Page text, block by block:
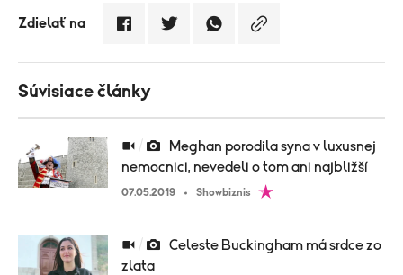
Zdielať na
Súvisiace články
nemocnici, nevedeli o tom ani najbližší
07.05.2019 Showbiznis
zlata